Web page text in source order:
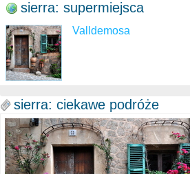
sierra: supermiejsca
Valldemosa
sierra: ciekawe podróże